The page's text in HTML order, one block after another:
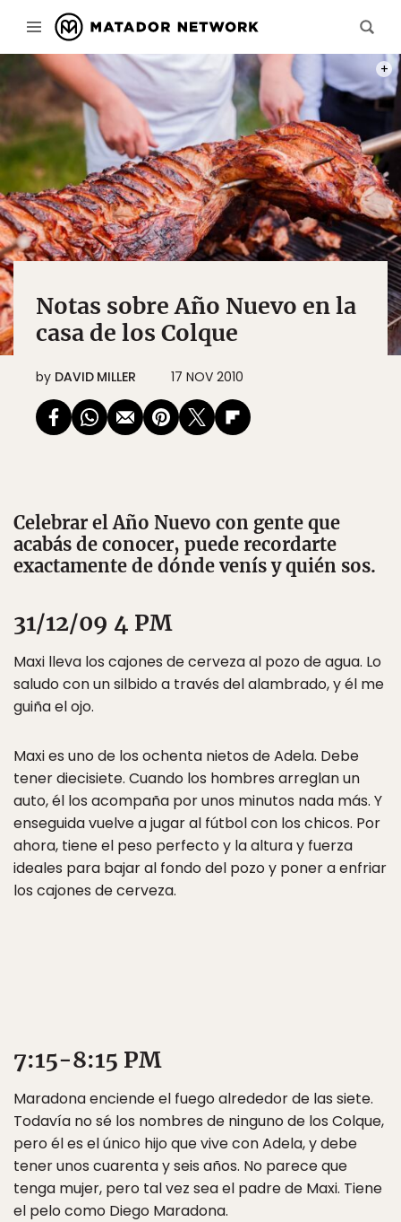
Notas sobre Año Nuevo en la
casa de los Colque
by DAVID MILLER 17 NOV 2010
Celebrar el Año Nuevo con gente que
acabás de conocer, puede recordarte
exactamente de dónde venís y quién sos.
31/12/09 4 PM
Maxi lleva los cajones de cerveza al pozo de agua. Lo
saludo con un silbido a través del alambrado, y él me
guiña el ojo.
Maxi es uno de los ochenta nietos de Adela. Debe
tener diecisiete. Cuando los hombres arreglan un
auto, él los acompaña por unos minutos nada más. Y
enseguida vuelve a jugar al fútbol con los chicos. Por
ahora, tiene el peso perfecto y la altura y fuerza
ideales para bajar al fondo del pozo y poner a enfriar
los cajones de cerveza.
7:15-8:15 PM
Maradona enciende el fuego alrededor de las siete.
Todavía no sé los nombres de ninguno de los Colque,
pero él es el único hijo que vive con Adela, y debe
tener unos cuarenta y seis años. No parece que
tenga mujer, pero tal vez sea el padre de Maxi. Tiene
el pelo como Diego Maradona.